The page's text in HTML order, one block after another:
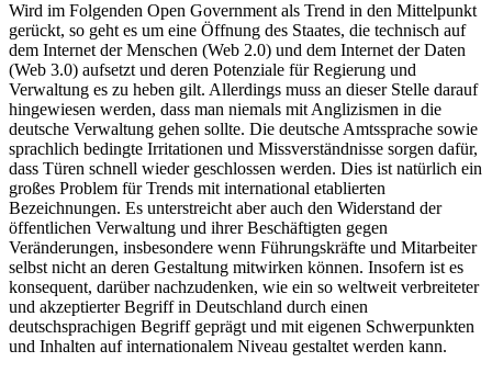
Wird im Folgenden Open Government als Trend in den Mittelpunkt
gerückt, so geht es um eine Öffnung des Staates, die technisch auf
dem Internet der Menschen (Web 2.0) und dem Internet der Daten
(Web 3.0) aufsetzt und deren Potenziale für Regierung und
Verwaltung es zu heben gilt. Allerdings muss an dieser Stelle darauf
hingewiesen werden, dass man niemals mit Anglizismen in die
deutsche Verwaltung gehen sollte. Die deutsche Amtssprache sowie
sprachlich bedingte Irritationen und Missverständnisse sorgen dafür,
dass Türen schnell wieder geschlossen werden. Dies ist natürlich ein
großes Problem für Trends mit international etablierten
Bezeichnungen. Es unterstreicht aber auch den Widerstand der
öffentlichen Verwaltung und ihrer Beschäftigten gegen
Veränderungen, insbesondere wenn Führungskräfte und Mitarbeiter
selbst nicht an deren Gestaltung mitwirken können. Insofern ist es
konsequent, darüber nachzudenken, wie ein so weltweit verbreiteter
und akzeptierter Begriff in Deutschland durch einen
deutschsprachigen Begriff geprägt und mit eigenen Schwerpunkten
und Inhalten auf internationalem Niveau gestaltet werden kann.